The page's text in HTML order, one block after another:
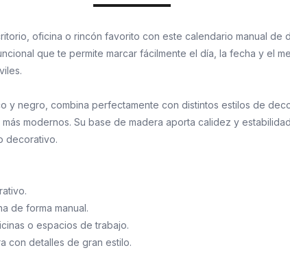
oficina o rincón favorito con este calendario manual de
que te permite marcar fácilmente el día, la fecha y el
y negro, combina perfectamente con distintos estilos de
más modernos. Su base de madera aporta calidez y
decorativo.
de forma manual.
o espacios de trabajo.
con detalles de gran estilo.